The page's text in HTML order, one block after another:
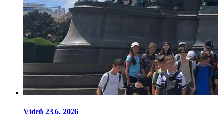
Vídeň 23.6. 2026